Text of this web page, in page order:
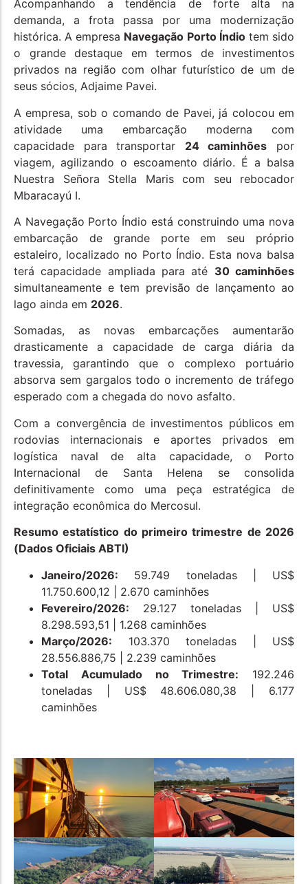
Acompanhando a tendência de forte alta na
demanda, a frota passa por uma modernização
histórica. A empresa Navegação Porto Índiotem sido
o grande destaque em termos de investimentos
privados na região com olhar futurístico de um de
seus sócios, Adjaime Pavei.
A empresa, sob o comando de Pavei, já colocou em
atividade uma embarcação moderna com
capacidade para transportar 24 caminhões por
viagem, agilizando o escoamento diário. É a balsa
Nuestra Señora Stella Maris com seu rebocador
Mbaracayú I.
A Navegação Porto Índio está construindo uma nova
embarcação de grande porte em seu próprio
estaleiro, localizado no Porto Índio. Esta nova balsa
terá capacidade ampliada para até 30 caminhões
simultaneamente e tem previsão de lançamento ao
lago ainda em 2026.
Somadas, as novas embarcações aumentarão
drasticamente a capacidade de carga diária da
travessia, garantindo que o complexo portuário
absorva sem gargalos todo o incremento de tráfego
esperado com a chegada do novo asfalto.
Com a convergência de investimentos públicos em
rodovias internacionais e aportes privados em
logística naval de alta capacidade, o Porto
Internacional de Santa Helena se consolida
definitivamente como uma peça estratégica de
integração econômica do Mercosul.
Resumo estatístico do primeiro trimestre de 2026
(Dados Oficiais ABTI)
Janeiro/2026: 59.749 toneladas | US$
11.750.600,12 | 2.670 caminhões
Fevereiro/2026: 29.127 toneladas | US$
8.298.593,51 | 1.268 caminhões
Março/2026: 103.370 toneladas | US$
28.556.886,75 | 2.239 caminhões
Total Acumulado no Trimestre: 192.246
toneladas | US$ 48.606.080,38 | 6.177
caminhões